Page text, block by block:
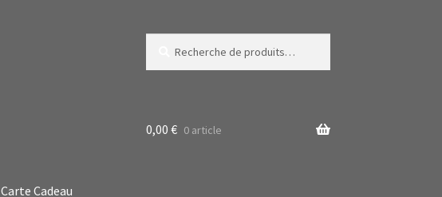
Carte Cadeau
0,00 € 0 article